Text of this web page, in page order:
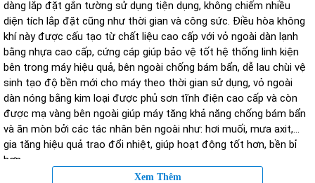
dàng lắp đặt gắn tường sử dụng tiện dụng, không chiếm nhiều
diện tích lắp đặt cũng như thời gian và công sức. Điều hòa không
khí này được cấu tạo từ chất liệu cao cấp với vỏ ngoài dàn lạnh
bằng nhựa cao cấp, cứng cáp giúp bảo vệ tốt hệ thống linh kiện
bên trong máy hiệu quả, bên ngoài chống bám bẩn, dễ lau chùi vệ
sinh tạo độ bền mới cho máy theo thời gian sử dụng, vỏ ngoài
dàn nóng bằng kim loại được phủ sơn tĩnh điện cao cấp và còn
được mạ vàng bên ngoài giúp máy tăng khả năng chống bám bẩn
và ăn mòn bởi các tác nhân bên ngoài như: hơi muối, mưa axit,…
gia tăng hiệu quả trao đổi nhiệt, giúp hoạt động tốt hơn, bền bỉ
hơn.
Xem Thêm